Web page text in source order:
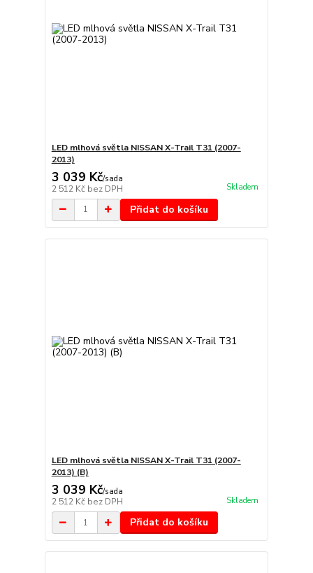
LED mlhová světla NISSAN X-Trail T31 (2007-
2013)
3 039 Kč/sada
2 512 Kč bez DPH Skladem
Přidat do košíku
LED mlhová světla NISSAN X-Trail T31 (2007-
2013) (B)
3 039 Kč/sada
2 512 Kč bez DPH Skladem
Přidat do košíku